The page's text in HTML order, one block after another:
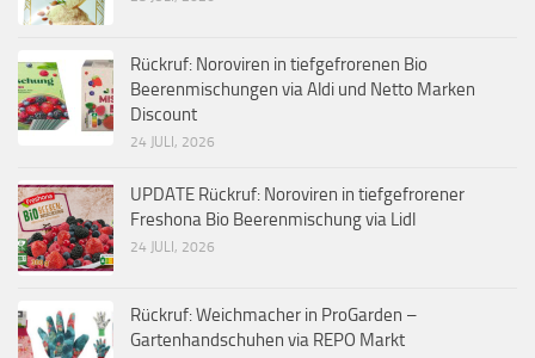
Rückruf: Noroviren in tiefgefrorenen Bio
Beerenmischungen via Aldi und Netto Marken
Discount
24 JULI, 2026
UPDATE Rückruf: Noroviren in tiefgefrorener
Freshona Bio Beerenmischung via Lidl
24 JULI, 2026
Rückruf: Weichmacher in ProGarden –
Gartenhandschuhen via REPO Markt